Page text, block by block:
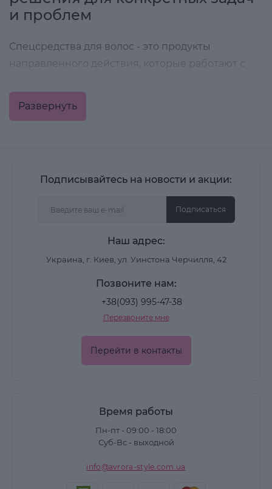
и проблем
Спецсредства для волос - это продукты
направленного действия, которые работают с
структуры, детокс кожи головы, стимуляция
роста, защита от повреждений или коррекция
В категории представлены профессиональные
применения.
Какие средства входят в
категорию
Пилинги и детокс для кожи головы
Помогают глубоко очистить кожу, удалить
остатки стайлинга и нормализовать работу
сальных желёз. Используются как
Ампулы и концентраты
Содержат активные компоненты для
Развернуть
Подписывайтесь на новости и акции:
Подписаться
Наш адрес:
Украина, г. Киев, ул. Уинстона Черчилля, 42
Позвоните нам:
+38(093) 995-47-38
Перезвоните мне
Перейти в контакты
Время работы
Пн-пт - 09:00 - 18:00
Суб-Вс - выходной
info@avrora-style.com.ua